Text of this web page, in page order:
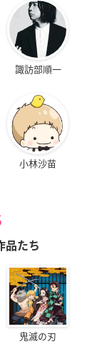
諏訪部順一
小林沙苗
品たち
鬼滅の刃